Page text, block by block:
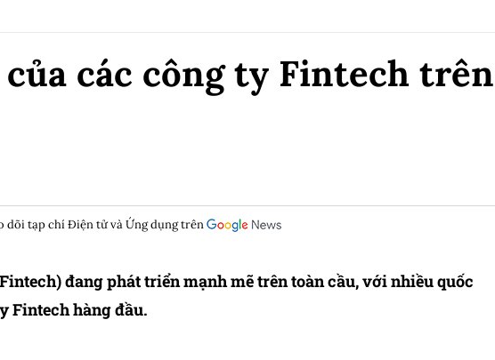
các công ty Fintech trên
dõi tạp chí Điện tử và Ứng dụng trên
đang phát triển mạnh mẽ trên toàn cầu, với nhiều quốc
Fintech hàng đầu.